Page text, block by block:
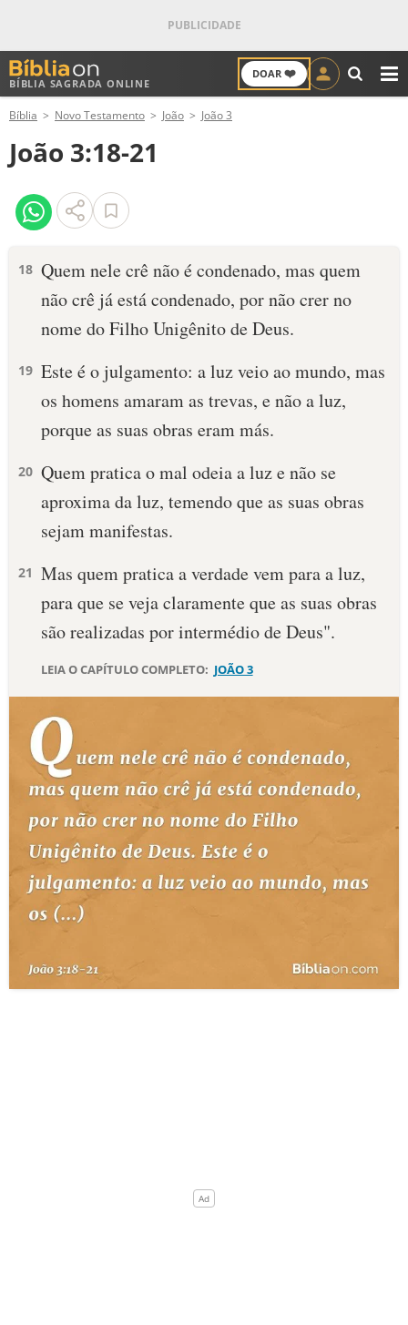
BÍBLIA SAGRADA ONLINE
DOAR ❤️
ANTIGO TESTAMENTO
NOVO TESTAMENTO
VERSÍCULOS
PALAVRA DO DIA
DEVOCIONAL DIÁRIO
10 MANDAMENTOS
ESTUDOS BÍBLICOS
ESBOÇOS DE PREGAÇÃO
TEMAS
PERGUNTE À BÍBLIA IA
TERMO BÍBLICO JOGOS
QUEM SOMOS
LOJA BÍBLIAON
Bíblia Novo Testamento João João 3
João 3:18-21
18 Quem nele crê não é condenado, mas quem
não crê já está condenado, por não crer no
nome do Filho Unigênito de Deus.
19 Este é o julgamento: a luz veio ao mundo, mas
os homens amaram as trevas, e não a luz,
porque as suas obras eram más.
20 Quem pratica o mal odeia a luz e não se
aproxima da luz, temendo que as suas obras
sejam manifestas.
21 Mas quem pratica a verdade vem para a luz,
para que se veja claramente que as suas obras
são realizadas por intermédio de Deus".
LEIA O CAPÍTULO COMPLETO: JOÃO 3